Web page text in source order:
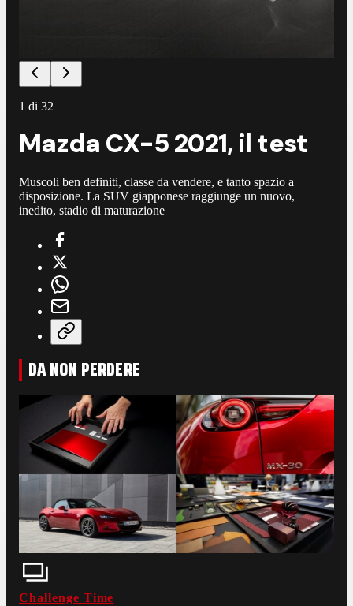
1 di 32
Mazda CX-5 2021, il test
Muscoli ben definiti, classe da vendere, e tanto spazio a
disposizione. La SUV giapponese raggiunge un nuovo,
inedito, stadio di maturazione
DA NON PERDERE
Challenge Time